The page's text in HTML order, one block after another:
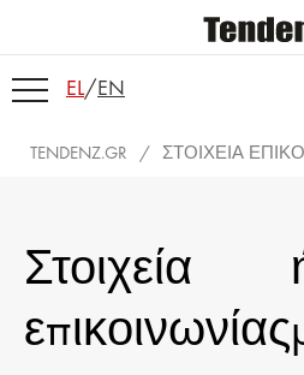
EL/EN
TENDENZ.GR ΣΤΟΙΧΕΊΑ
Στοιχεία
επικοινωνίας